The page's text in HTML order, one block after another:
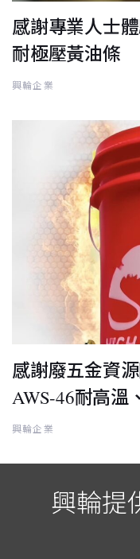
感謝專業人士
耐極壓黃油條
興輪企業
感謝廢五金資
AWS-46耐高溫
興輪企業
興輪提